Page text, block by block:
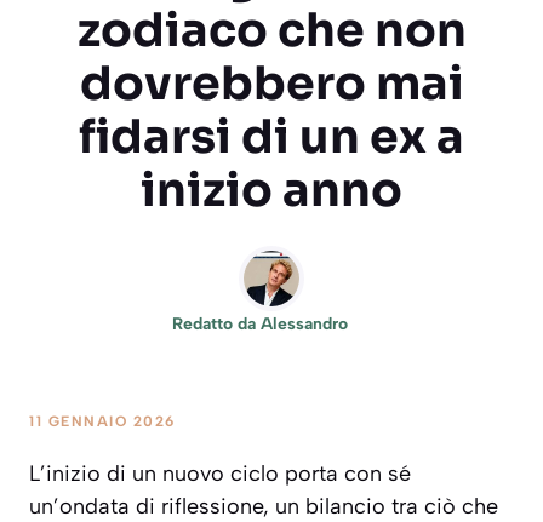
zodiaco che non
dovrebbero mai
fidarsi di un ex a
inizio anno
Redatto da Alessandro
11 GENNAIO 2026
L’inizio di un nuovo ciclo porta con sé
un’ondata di riflessione, un bilancio tra ciò che